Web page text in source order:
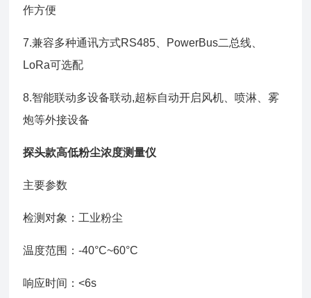
作方便
7.兼容多种通讯方式RS485、PowerBus二总线、
LoRa可选配
8.智能联动多设备联动,超标自动开启风机、喷淋、雾
炮等外接设备
探头款高低粉尘浓度测量仪
主要参数
检测对象： 工业粉尘
温度范围：-40°C~60°C
响应时间：<6s